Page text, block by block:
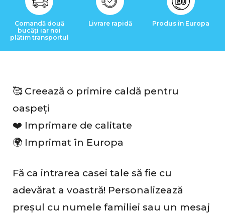
Comandă două
bucăți iar noi
plătim transportul
Livrare rapidă Produs în Europa
🥰 Creează o primire caldă pentru
oaspeți
❤️ Imprimare de calitate
🌍 Imprimat în Europa
Fă ca intrarea casei tale să fie cu
adevărat a voastră! Personalizează
preșul cu numele familiei sau un mesaj